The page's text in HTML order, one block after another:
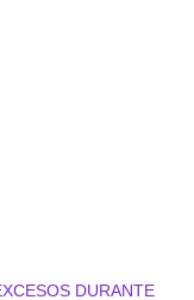
DURANTE